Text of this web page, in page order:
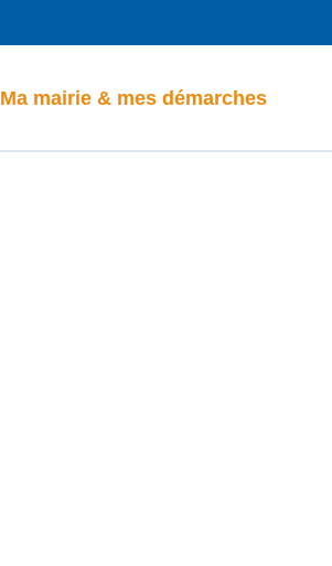
Ma mairie & mes démarches